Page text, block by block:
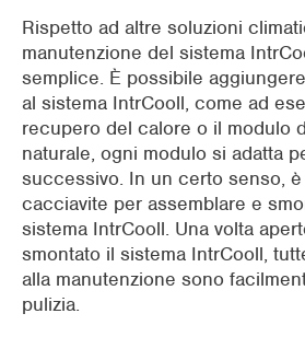
Rispetto ad altre soluzioni
manutenzione del sistema
semplice. È possibile
al sistema IntrCooll, come ad
recupero del calore o il modulo
naturale, ogni modulo si adatta
successivo. In un certo senso,
cacciavite per assemblare e
sistema IntrCooll. Una volta
smontato il sistema IntrCooll,
alla manutenzione sono
pulizia.